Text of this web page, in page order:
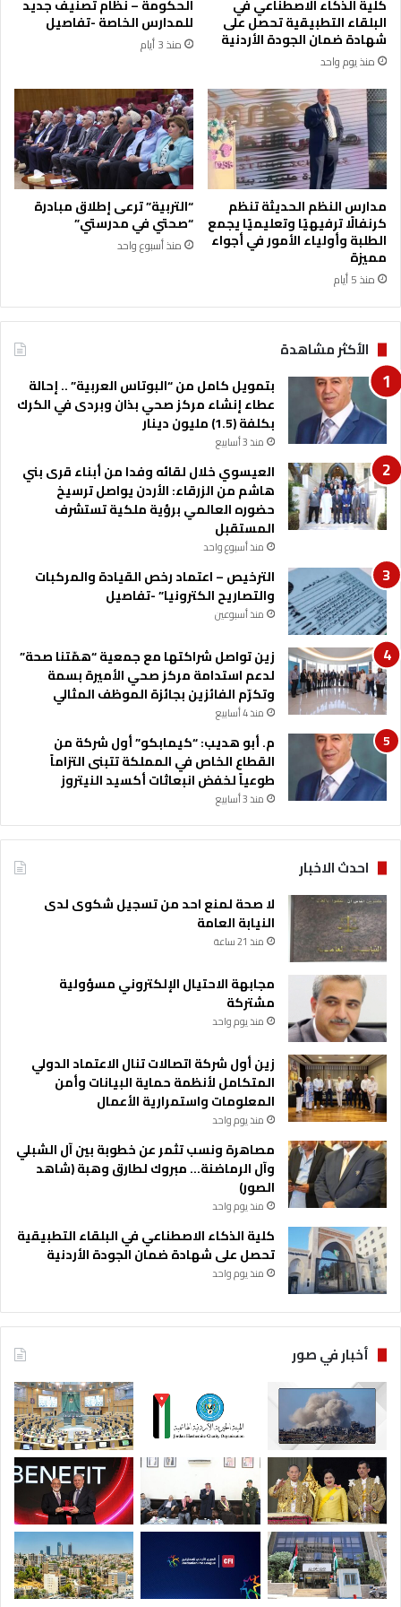
ل
غ
ر
ب
ي
ة
ش
ر
د
ق
س
ر
ا
ب
غ
ز
ة
كلية الذكاء الاصطناعي في
البلقاء التطبيقية تحصل على
شهادة ضمان الجودة الأردنية
منذ يوم واحد
الحكومة – نظام تصنيف جديد
للمدارس الخاصة -تفاصيل
منذ 3 أيام
مدارس النظم الحديثة تنظم
كرنفالًا ترفيهيًا وتعليميًا يجمع
الطلبة وأولياء الأمور في أجواء
مميزة
منذ 5 أيام
“التربية” ترعى إطلاق مبادرة
“صحتي في مدرستي”
منذ أسبوع واحد
الأكثر مشاهدة
بتمويل كامل من “البوتاس العربية” .. إحالة
عطاء إنشاء مركز صحي بذان وبردى في الكرك
بكلفة (1.5) مليون دينار
منذ 3 أسابيع
العيسوي خلال لقائه وفدا من أبناء قرى بني
هاشم من الزرقاء: الأردن يواصل ترسيخ
حضوره العالمي برؤية ملكية تستشرف
المستقبل
منذ أسبوع واحد
الترخيص – اعتماد رخص القيادة والمركبات
والتصاريح الكترونيا” -تفاصيل
منذ أسبوعين
زين تواصل شراكتها مع جمعية “همّتنا صحة”
لدعم استدامة مركز صحي الأميرة بسمة
وتكرّم الفائزين بجائزة الموظف المثالي
منذ 4 أسابيع
م. أبو هديب: “كيمابكو” أول شركة من
القطاع الخاص في المملكة تتبنى التزاماً
طوعياً لخفض انبعاثات أكسيد النيتروز
منذ 3 أسابيع
احدث الاخبار
لا صحة لمنع احد من تسجيل شكوى لدى
النيابة العامة
منذ 21 ساعة
مجابهة الاحتيال الإلكتروني مسؤولية
مشتركة
منذ يوم واحد
زين أول شركة اتصالات تنال الاعتماد الدولي
المتكامل لأنظمة حماية البيانات وأمن
المعلومات واستمرارية الأعمال
منذ يوم واحد
مصاهرة ونسب تثمر عن خطوبة بين آل الشبلي
وآل الرماضنة… مبروك لطارق وهبة (شاهد
الصور)
منذ يوم واحد
كلية الذكاء الاصطناعي في البلقاء التطبيقية
تحصل على شهادة ضمان الجودة الأردنية
منذ يوم واحد
أخبار في صور